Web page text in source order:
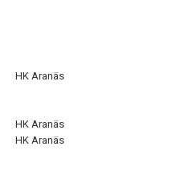
HK Aranäs
HK Aranäs
HK Aranäs